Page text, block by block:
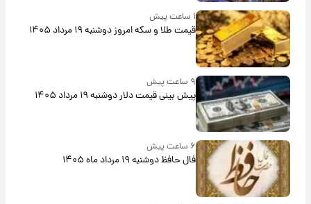
۱ ساعت پیش
قیمت طلا و سکه امروز دوشنبه ۱۹ مرداد ۱۴۰۵
۹ ساعت پیش
پیش‌ بینی قیمت دلار دوشنبه ۱۹ مرداد ۱۴۰۵
۶ ساعت پیش
فال حافظ دوشنبه ۱۹ مرداد ماه ۱۴۰۵